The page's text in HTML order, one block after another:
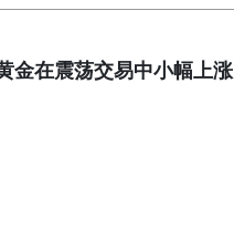
金在震荡交易中小幅上涨